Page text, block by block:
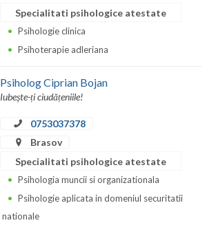
Specialitati psihologice atestate
Psihologie clinica
Psihoterapie adleriana
Psiholog Ciprian Bojan
Iubește-ți ciudățeniile!
0753037378
Brasov
Specialitati psihologice atestate
Psihologia muncii si organizationala
Psihologie aplicata in domeniul securitatii
nationale